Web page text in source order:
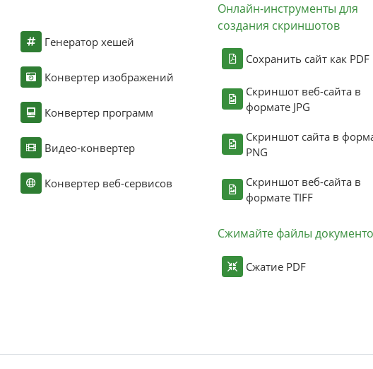
Генератор хешей
Конвертер изображений
Конвертер программ
Видео-конвертер
Конвертер веб-сервисов
Онлайн-инструменты для
создания скриншотов
Сохранить сайт как PDF
Скриншот веб-сайта в
формате JPG
Скриншот сайта в
PNG
Скриншот веб-сайта в
формате TIFF
Сжимайте файлы
Сжатие PDF